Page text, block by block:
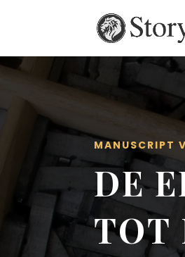
MANUSCRIPT
DE
TOT